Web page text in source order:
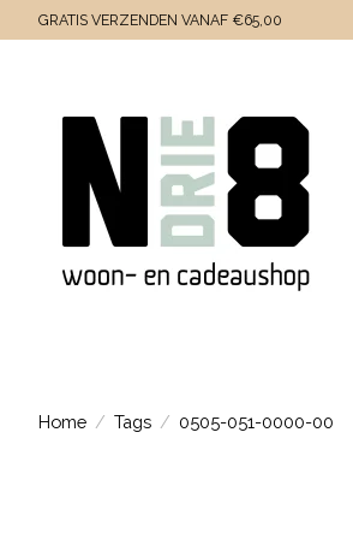
GRATIS VERZENDEN VANAF €65,00
Home / Tags / 0505-051-0000-00